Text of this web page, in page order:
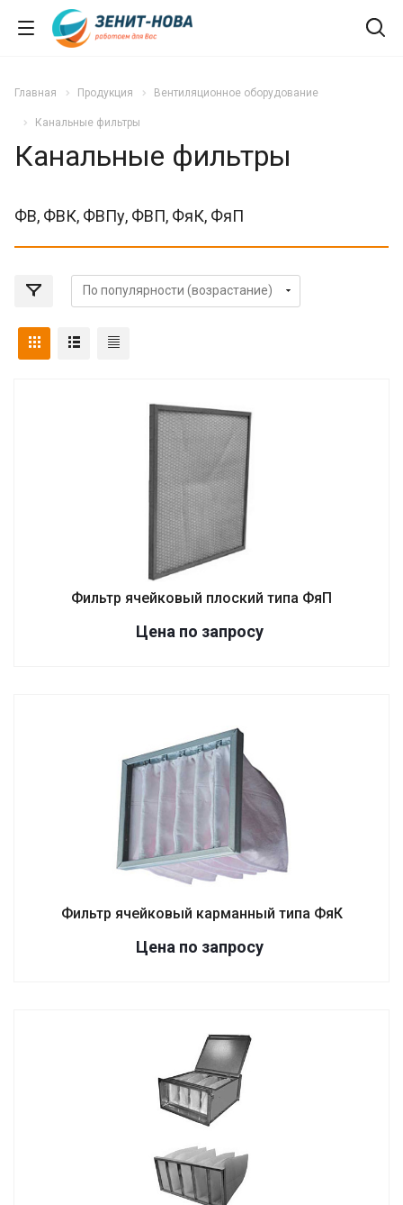
Главная Продукция Вентиляционное оборудование
Канальные фильтры
Канальные фильтры
ФВ, ФВК, ФВПу, ФВП, ФяК, ФяП
Фильтр ячейковый плоский типа ФяП
Цена по запросу
Фильтр ячейковый карманный типа ФяК
Цена по запросу